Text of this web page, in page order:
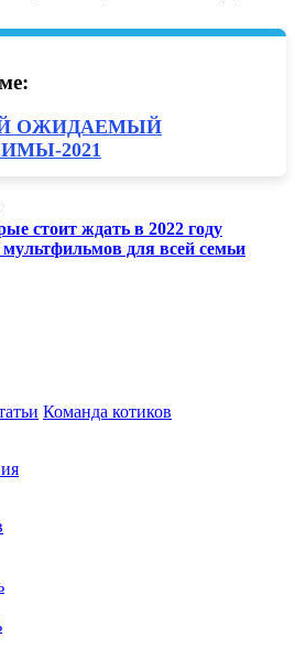
ОЖИДАЕМЫЙ
2021
стоит ждать в 2022 году
для всей семьи
Команда котиков